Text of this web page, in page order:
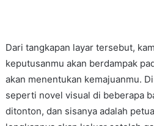
Dari tangkapan layar tersebut,
keputusanmu akan berdampak
akan menentukan kemajuanmu.
seperti novel visual di beberapa
ditonton, dan sisanya adalah